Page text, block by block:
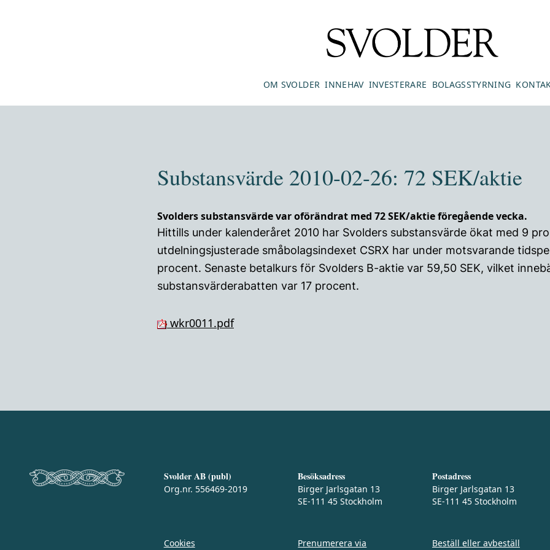
OM SVOLDER INNEHAV INVESTERARE BOLAGSSTYRNING
Substansvärde 2010-02-26: 72 SEK/aktie
Svolders substansvärde var oförändrat med 72 SEK/aktie föregående vecka.
Hittills under kalenderåret 2010 har Svolders substansvärde ökat med 9
utdelningsjusterade småbolagsindexet CSRX har under motsvarande
procent. Senaste betalkurs för Svolders B-aktie var 59,50 SEK, vilket
substansvärderabatten var 17 procent.
wkr0011.pdf
Svolder AB (publ)
Org.nr. 556469-2019
Besöksadress
Birger Jarlsgatan 13
SE-111 45 Stockholm
Postadress
Birger Jarlsgatan 13
SE-111 45 Stockholm
Cookies
Prenumerera via
Beställ eller avbeställ